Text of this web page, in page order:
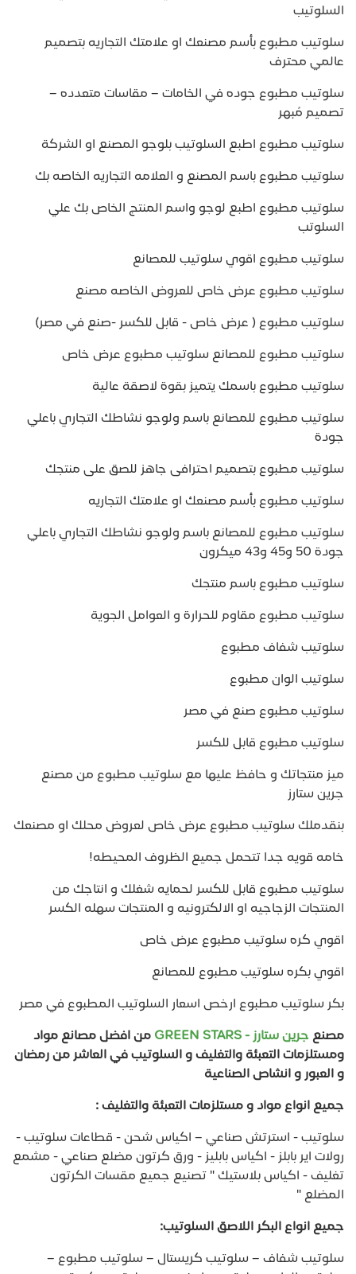
السلوتيب
سلوتيب مطبوع بأسم مصنعك او علامتك التجاريه بتصميم
عالمي محترف
سلوتيب مطبوع جوده في الخامات – مقاسات متعدده –
تصميم مُبهر
سلوتيب مطبوع اطبع السلوتيب بلوجو المصنع او الشركة
سلوتيب مطبوع باسم المصنع و العلامه التجاريه الخاصه بك
سلوتيب مطبوع اطبع لوجو واسم المنتج الخاص بك علي
السلوتب
سلوتيب مطبوع اقوي سلوتيب للمصانع
سلوتيب مطبوع عرض خاص للعروض الخاصه مصنع
سلوتيب مطبوع ( عرض خاص - قابل للكسر -صنع في مصر)
سلوتيب مطبوع للمصانع سلوتيب مطبوع عرض خاص
سلوتيب مطبوع باسمك يتميز بقوة لاصقة عالية
سلوتيب مطبوع للمصانع باسم ولوجو نشاطك التجاري باعلي
جودة
سلوتيب مطبوع بتصميم احترافى جاهز للصق على منتجك
سلوتيب مطبوع بأسم مصنعك او علامتك التجاريه
سلوتيب مطبوع للمصانع باسم ولوجو نشاطك التجاري باعلي
جودة 50 و45 و43 ميكرون
سلوتيب مطبوع باسم منتجك
سلوتيب مطبوع مقاوم للحرارة و العوامل الجوية
سلوتيب شفاف مطبوع
سلوتيب الوان مطبوع
سلوتيب مطبوع صنع في مصر
سلوتيب مطبوع قابل للكسر
ميز منتجاتك و حافظ عليها مع سلوتيب مطبوع من مصنع
جرين ستارز
بنقدملك سلوتيب مطبوع عرض خاص لعروض محلك او مصنعك
خامه قويه جدا تتحمل جميع الظروف المحيطه!
سلوتيب مطبوع قابل للكسر لحمايه شغلك و انتاجك من
المنتجات الزجاجيه او الالكترونيه و المنتجات سهله الكسر
اقوي كره سلوتيب مطبوع عرض خاص
اقوي بكره سلوتيب مطبوع للمصانع
بكر سلوتيب مطبوع ارخص اسعار السلوتيب المطبوع في مصر
مصنع جرين ستارز - GREEN STARS
من افضل مصانع مواد
ومستلزمات التعبئة والتغليف و السلوتيب في العاشر من رمضان
و العبور و انشاص الصناعية
جميع انواع مواد و مستلزمات التعبئة والتغليف :
سلوتيب - استرتش صناعي – اكياس شحن - قطاعات سلوتيب -
رولات اير بابلز - اكياس بابليز - ورق كرتون مضلع صناعي - مشمع
تغليف - اكياس بلاستيك " تصنيع جميع مقسات الكرتون
المضلع "
جميع انواع البكر اللاصق السلوتيب:
سلوتيب شفاف – سلوتيب كريستال – سلوتيب مطبوع –